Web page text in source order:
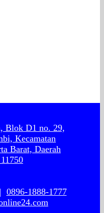
Blok D1 no. 29,
Kecamatan
Barat, Daerah
0896-1888-1777